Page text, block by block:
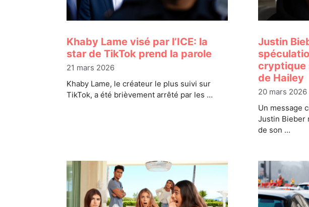
Khaby Lame visé par l’ICE: la
star de TikTok prend la parole
21 mars 2026
Khaby Lame, le créateur le plus suivi sur
TikTok, a été brièvement arrêté par les …
Justin
cryptique
de Hailey
20 mars 2026
Un message
Justin Bieber
de son …